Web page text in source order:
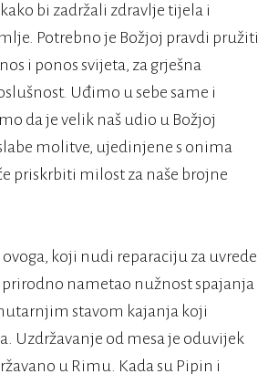
bi zadržali zdravlje tijela i
Potrebno je Božjoj pravdi pružiti
i ponos svijeta, za grješna
Uđimo u sebe same i
da je velik naš udio u Božjoj
molitve, ujedinjene s onima
priskrbiti milost za naše brojne
koji nudi reparaciju za uvrede
prirodno nametao nužnost spajanja
stavom kajanja koji
Uzdržavanje od mesa je oduvijek
u Rimu. Kada su Pipin i